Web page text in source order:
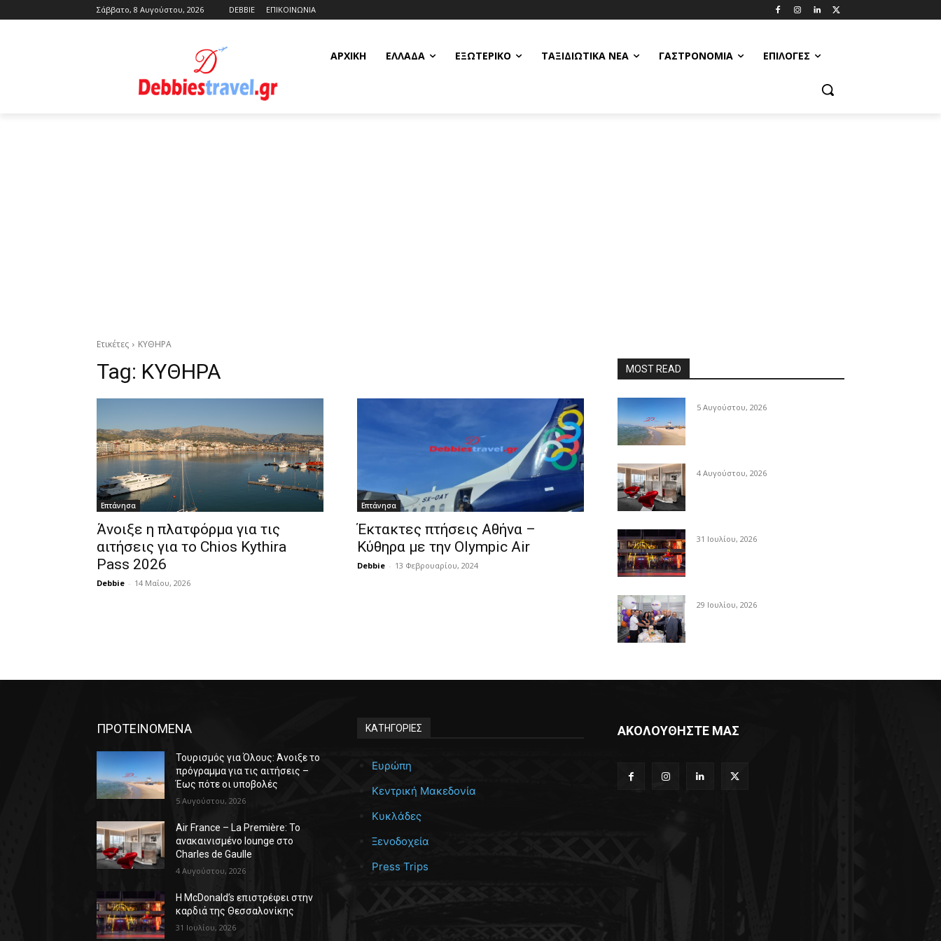
Σάββατο, 8 Αυγούστου, 2026 DEBBIE ΕΠΙΚΟΙΝΩΝΙΑ
ΑΡΧΙΚΗ ΕΛΛΆΔΑ ΕΞΩΤΕΡΙΚΌ ΤΑΞΙΔΙΩΤΙΚΆ ΝΈΑ ΓΑΣΤΡΟΝΟΜΊΑ ΕΠΙΛΟΓΈΣ
Ετικέτες ΚΥΘΗΡΑ
Tag: ΚΥΘΗΡΑ
Επτάνησα
Άνοιξε η πλατφόρμα για τις
αιτήσεις για το Chios Kythira
Pass 2026
Debbie - 14 Μαΐου, 2026
Επτάνησα
Έκτακτες πτήσεις Αθήνα –
Κύθηρα με την Olympic Air
Debbie - 13 Φεβρουαρίου, 2024
MOST READ
5 Αυγούστου, 2026
4 Αυγούστου, 2026
31 Ιουλίου, 2026
29 Ιουλίου, 2026
ΠΡΟΤΕΙΝΟΜΕΝΑ
Τουρισμός για Όλους: Άνοιξε το
πρόγραμμα για τις αιτήσεις –
Έως πότε οι υποβολές
5 Αυγούστου, 2026
Air France – La Première: Το
ανακαινισμένο lounge στο
Charles de Gaulle
4 Αυγούστου, 2026
Η McDonald’s επιστρέφει στην
καρδιά της Θεσσαλονίκης
31 Ιουλίου, 2026
ΚΑΤΗΓΟΡΙΕΣ
Ευρώπη
Κεντρική Μακεδονία
Κυκλάδες
Ξενοδοχεία
Press Trips
ΑΚΟΛΟΥΘΗΣΤΕ ΜΑΣ